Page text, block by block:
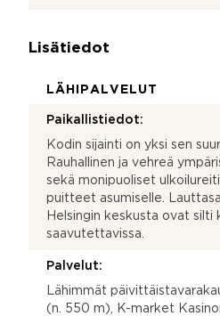
Lisätiedot
LÄHIPALVELUT
Paikallistiedot:
Kodin sijainti on yksi sen
Rauhallinen ja vehreä
sekä monipuoliset
puitteet asumiselle.
Helsingin keskusta ovat silti
saavutettavissa.
Palvelut:
Lähimmät
(n. 550 m), K-market